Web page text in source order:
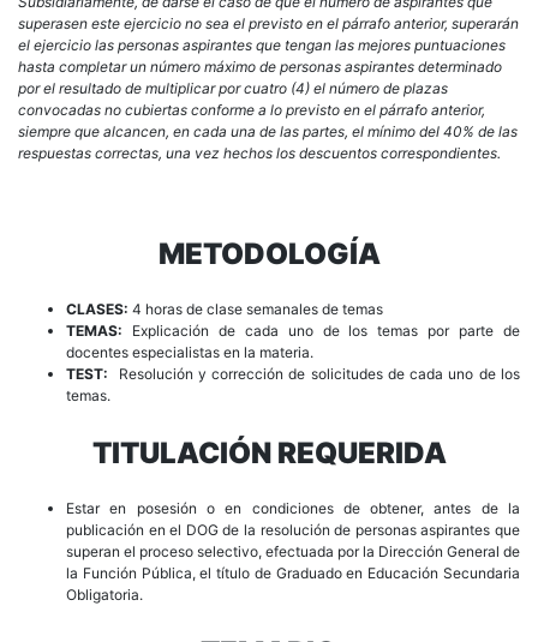
superasen este ejercicio no sea el previsto en el párrafo anterior, superarán
el ejercicio las personas aspirantes que tengan las mejores puntuaciones
hasta completar un número máximo de personas aspirantes determinado
por el resultado de multiplicar por cuatro (4) el número de plazas
convocadas no cubiertas conforme a lo previsto en el párrafo anterior,
siempre que alcancen, en cada una de las partes, el mínimo del 40% de las
respuestas correctas, una vez hechos los descuentos correspondientes.
METODOLOGÍA
CLASES: 4 horas de clase semanales de temas
TEMAS: Explicación de cada uno de los temas por parte de
docentes especialistas en la materia.
TEST: Resolución y corrección de solicitudes de cada uno de los
temas.
TITULACIÓN REQUERIDA
Estar en posesión o en condiciones de obtener, antes de la
publicación en el DOG de la resolución de personas aspirantes que
superan el proceso selectivo, efectuada por la Dirección General de
la Función Pública, el título de Graduado en Educación Secundaria
Obligatoria.